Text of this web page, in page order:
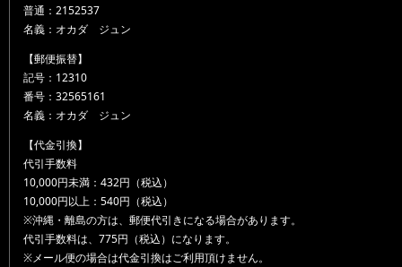
普通：2152537
名義：オカダ ジュン
【郵便振替】
記号：12310
番号：32565161
名義：オカダ ジュン
【代金引換】
代引手数料
10,000円未満：432円（税込）
10,000円以上：540円（税込）
※沖縄・離島の方は、郵便代引きになる場合があります。
代引手数料は、775円（税込）になります。
※メール便の場合は代金引換はご利用頂けません。